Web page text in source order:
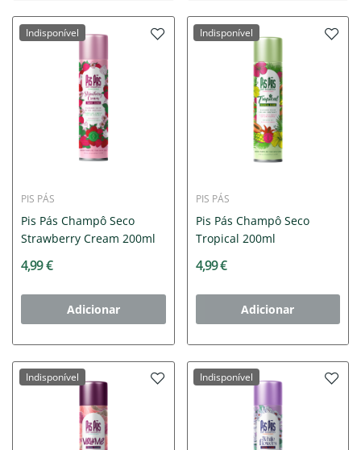
Indisponível
PIS PÁS
Pis Pás Champô Seco
Strawberry Cream 200ml
4,99 €
Adicionar
Indisponível
PIS PÁS
Pis Pás Champô Seco
Tropical 200ml
4,99 €
Adicionar
Indisponível Indisponível